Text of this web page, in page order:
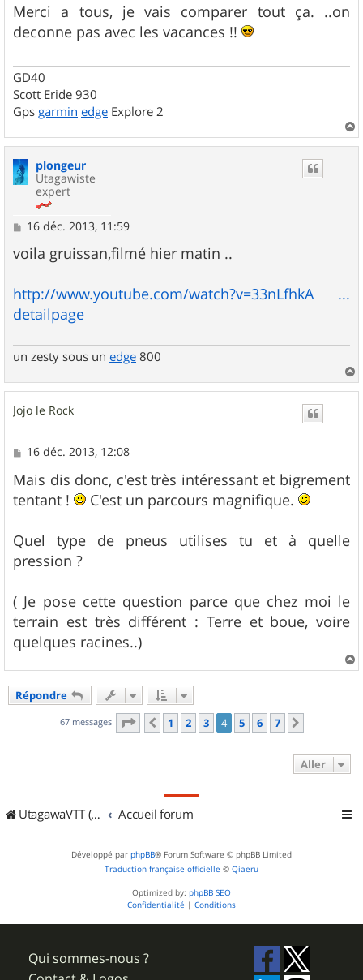
s
s
a
Merci a tous, je vais comparer tout ça. ..on
deconne pas avec les vacances !!
GD40
Scott Eride 930
Gps garmin edge Explore 2
a
plongeur
Utagawiste
expert
M
s
s
g
e
16 déc. 2013, 11:59
voila gruissan,filmé hier matin ..
http://www.youtube.com/watch?v=33nLfhkA ...
detailpage
un zesty sous un edge 800
a
Jojo le Rock
M
s
s
a
16 déc. 2013, 12:08
Mais dis donc, c'est très intéressant et bigrement
tentant !
C'est un parcours magnifique.
Quel type de pneus utilises tu et à quelle
pression ?
( Je pose cette question parce que chez moi le
terrain est très différent : Terre et boue, voire
quelques racines..)
a
Répondre
67 messages Page 4sur7
Précédent
1 2 3 4 5 6 7
Aller
UtagawaVTT (Randos VTT et VTTAE avec traces GPS) Accueil forum
Développé par phpBB® Forum Software © phpBB Limited
Traduction française officielle © Qiaeru
Optimized by: phpBB SEO
Confidentialité | Conditions
Qui sommes-nous ?